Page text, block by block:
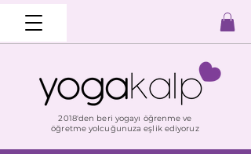
2018'den beri yogayı öğrenme ve
öğretme yolcuğunuza eşlik ediyoruz